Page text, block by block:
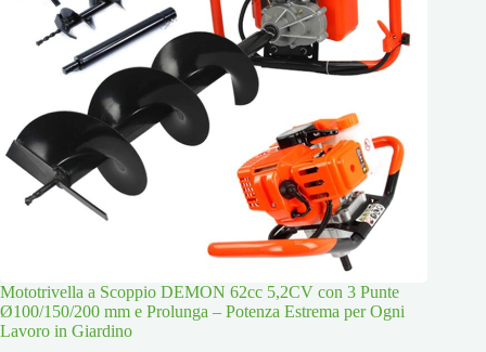
Mototrivella a Scoppio DEMON 62cc 5,2CV con 3 Punte
Ø100/150/200 mm e Prolunga – Potenza Estrema per Ogni
Lavoro in Giardino